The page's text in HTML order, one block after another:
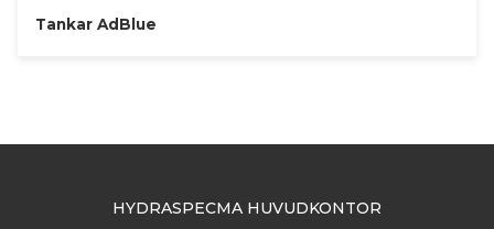
Tankar AdBlue
HYDRASPECMA HUVUDKONTOR